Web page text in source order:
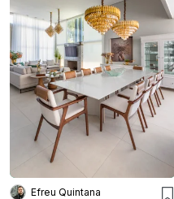
Efreu Quintana